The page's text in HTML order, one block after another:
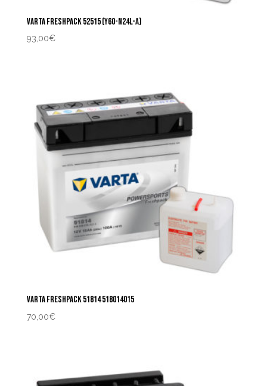
VARTA FRESHPACK 52515 (Y60-N24L-A)
93,00€
VARTA FRESHPACK 51814 518014015
70,00€